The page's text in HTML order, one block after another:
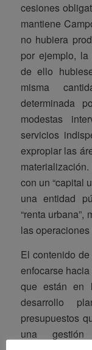
cesiones
mantiene
no hubiera
por ejemplo, la
de ello
misma
determinada
modestas
servicios
expropiar las
con un “capital
una entidad
“renta
las
El contenido
enfocarse
que están en
desarrollo
presupuestos
una gestión